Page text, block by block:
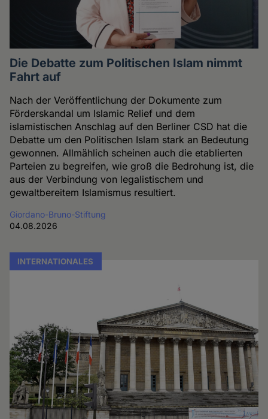
Die Debatte zum Politischen Islam nimmt
Fahrt auf
Nach der Veröffentlichung der Dokumente zum
Förderskandal um Islamic Relief und dem
islamistischen Anschlag auf den Berliner CSD hat die
Debatte um den Politischen Islam stark an Bedeutung
gewonnen. Allmählich scheinen auch die etablierten
Parteien zu begreifen, wie groß die Bedrohung ist, die
aus der Verbindung von legalistischem und
gewaltbereitem Islamismus resultiert.
Giordano-Bruno-Stiftung
04.08.2026
INTERNATIONALES